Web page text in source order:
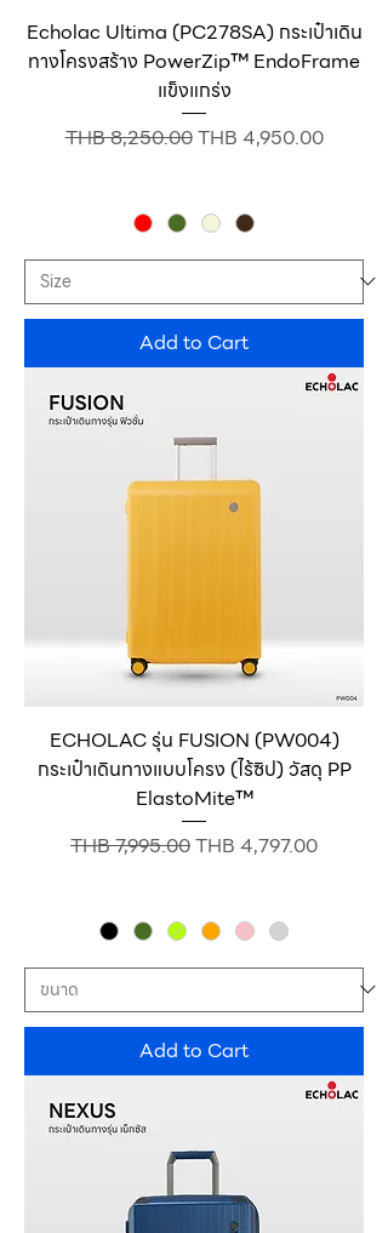
Echolac Ultima (PC278SA) กระเป๋าเดิน
ทางโครงสร้าง PowerZip™ EndoFrame
แข็งแกร่ง
Regular Price
THB 8,250.00Sale Price
THB 4,950.00
Add to Cart
ECHOLAC รุ่น FUSION (PW004)
กระเป๋าเดินทางแบบโครง (ไร้ซิป) วัสดุ PP
ElastoMite™
Regular Price
THB 7,995.00Sale Price
THB 4,797.00
Add to Cart